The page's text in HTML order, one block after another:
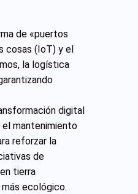
de «puertos
cosas (IoT) y el
la logística
digital
el mantenimiento
reforzar la
de
tierra
ecológico.